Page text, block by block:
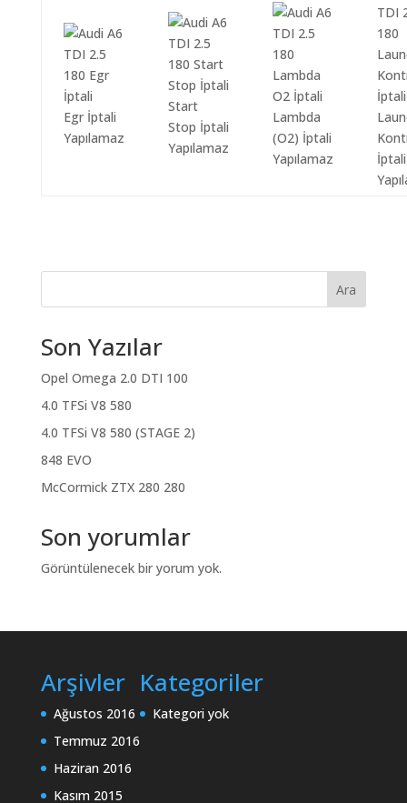
Egr İptali
Yapılamaz
Start
Stop İptali
Yapılamaz
Lambda
(O2) İptali
Yapılamaz
İptali
Ara
Son Yazılar
Opel Omega 2.0 DTI 100
4.0 TFSi V8 580
4.0 TFSi V8 580 (STAGE 2)
848 EVO
McCormick ZTX 280 280
Son yorumlar
Görüntülenecek bir yorum yok.
Arşivler
Ağustos 2016
Temmuz 2016
Haziran 2016
Kasım 2015
Kategoriler
Kategori yok